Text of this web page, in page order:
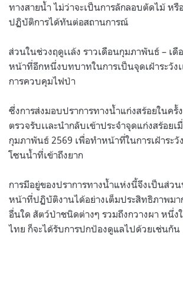
ทางสายน้ำ ไม่ว่าจะเป็นการลักลอบตัดไม้ หรื
ปฏิบัติการได้ทันต่อสถานการณ์
ส่วนในช่วงฤดูเเล้ง ราวเดือนกุมภาพันธ์ – เ
หน้าที่อีกหนึ่งบทบาทในการเป็นจุดเฝ้าระวัง
การควบคุมไฟป่า
ซึ่งการส่งมอบปราการทางน้ำแก่งสร้อยในครั้
ตรวจรับเเละนำกลับเข้าประจำจุดแก่งสร้อยเ
กุมภาพันธ์ 2569 เพื่อทำหน้าที่ในการเฝ้าระ
โซนน้ำที่เข้าถึงยาก
การมีอยู่ของปราการทางน้ำแห่งนี้จึงเป็นส่ว
หน้าที่ปฏิบัติงานได้อย่างเต็มประสิทธิภาพมา
อื่นใด สัตว์ป่าชนิดต่างๆ รวมถึงกวางผา หนึ่ง
ไทย ก็จะได้รับการปกป้องดูแลไปด้วยเช่นกัน